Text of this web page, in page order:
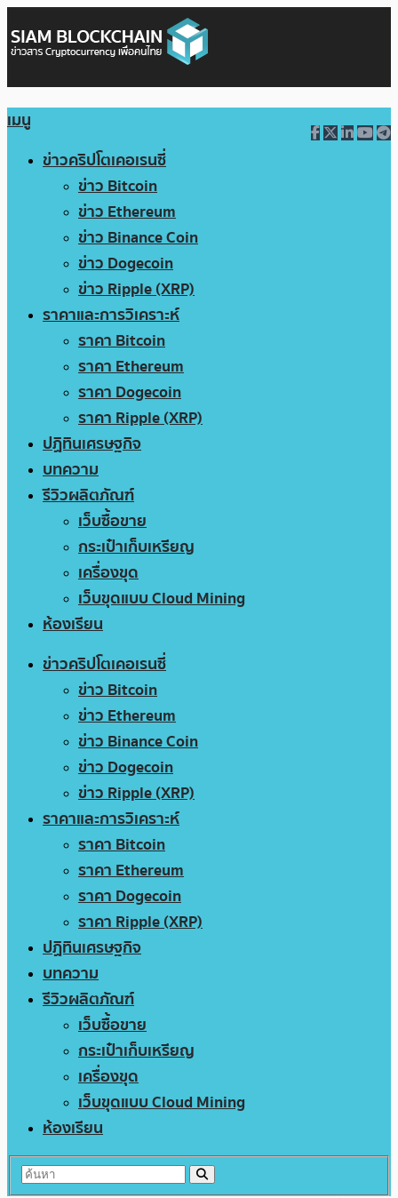
เมนู
ข่าวคริปโตเคอเรนซี่
ข่าว Bitcoin
ข่าว Ethereum
ข่าว Binance Coin
ข่าว Dogecoin
ข่าว Ripple (XRP)
ราคาและการวิเคราะห์
ราคา Bitcoin
ราคา Ethereum
ราคา Dogecoin
ราคา Ripple (XRP)
ปฏิทินเศรษฐกิจ
บทความ
รีวิวผลิตภัณฑ์
เว็บซื้อขาย
กระเป๋าเก็บเหรียญ
เครื่องขุด
เว็บขุดแบบ Cloud Mining
ห้องเรียน
ข่าวคริปโตเคอเรนซี่
ข่าว Bitcoin
ข่าว Ethereum
ข่าว Binance Coin
ข่าว Dogecoin
ข่าว Ripple (XRP)
ราคาและการวิเคราะห์
ราคา Bitcoin
ราคา Ethereum
ราคา Dogecoin
ราคา Ripple (XRP)
ปฏิทินเศรษฐกิจ
บทความ
รีวิวผลิตภัณฑ์
เว็บซื้อขาย
กระเป๋าเก็บเหรียญ
เครื่องขุด
เว็บขุดแบบ Cloud Mining
ห้องเรียน